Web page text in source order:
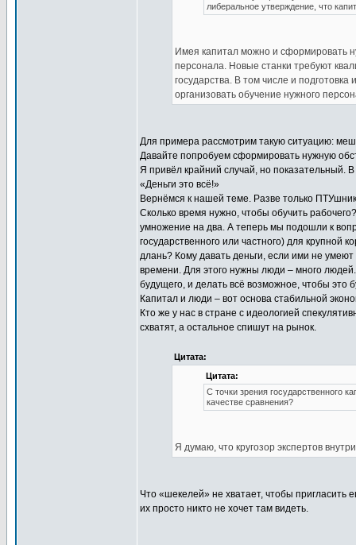
либеральное утверждение, что
Имея капитал можно и сформировать
персонала. Новые станки требуют
государства. В том числе и
организовать обучение нужного
Для примера рассмотрим такую ситуацию:
Давайте попробуем сформировать нужную
Я привёл крайний случай, но показательный.
«Деньги это всё!»
Вернёмся к нашей теме. Разве только
Сколько время нужно, чтобы обучить
умножение на два. А теперь мы подошли к
государственного или частного) для
длань? Кому давать деньги, если ими не
времени. Для этого нужны люди – много
будущего, и делать всё возможное, чтобы
Капитал и люди – вот основа стабильной
Кто же у нас в стране с идеологией
схватят, а остальное спишут на рынок.
Цитата:
Цитата:
С точки зрения государственного
качестве сравнения?
Я думаю, что кругозор экспертов
Что «шекелей» не хватает, чтобы
их просто никто не хочет там видеть.